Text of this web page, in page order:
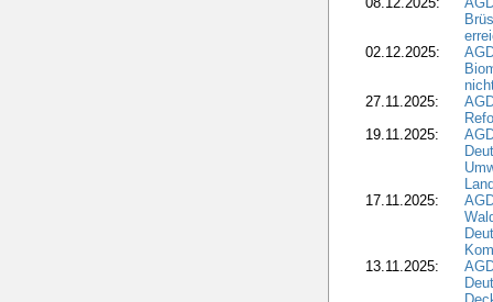
02.12.2025:
27.11.2025:
19.11.2025:
17.11.2025:
13.11.2025: